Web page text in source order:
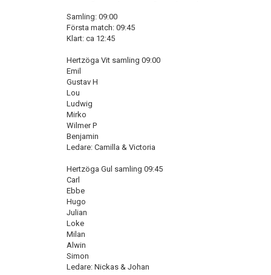
Samling: 09:00
Första match: 09:45
Klart: ca 12:45
Hertzöga Vit samling 09:00
Emil
Gustav H
Lou
Ludwig
Mirko
Wilmer P
Benjamin
Ledare: Camilla & Victoria
Hertzöga Gul samling 09:45
Carl
Ebbe
Hugo
Julian
Loke
Milan
Alwin
Simon
Ledare: Nickas & Johan